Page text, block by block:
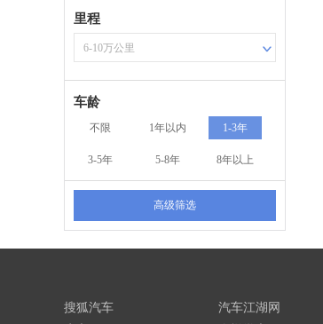
里程
6-10万公里
车龄
不限 1年以内 1-3年
3-5年 5-8年 8年以上
高级筛选
搜狐汽车
汽车江湖网